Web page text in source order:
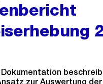
zur Auswertung der